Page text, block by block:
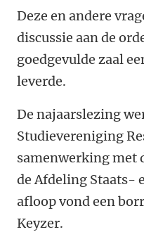
Deze en andere
discussie aan de
goedgevulde zaal
leverde.
De najaarslezing
Studievereniging
samenwerking met
de Afdeling Staats-
afloop vond een
Keyzer.